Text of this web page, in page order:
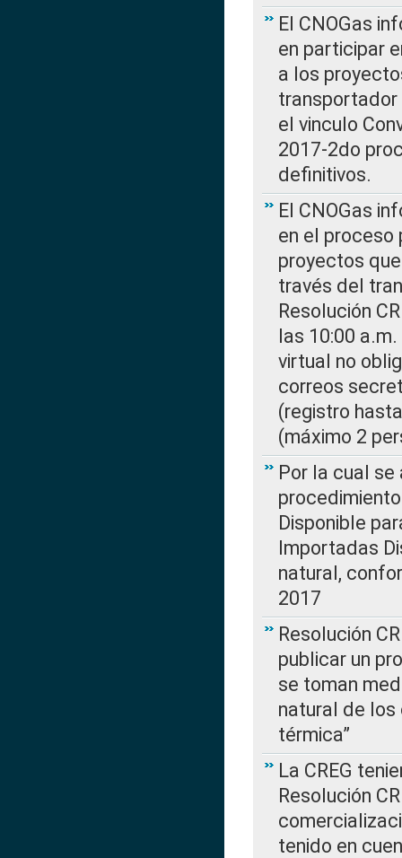
El CNOGas
en participar
a los
transportador
el vinculo
2017-2do
definitivos.
El CNOGas
en el proceso
proyectos
través del
Resolución
las 10:00
virtual no
correos
(registro
(máximo 2
Por la cual
Disponible
Importadas
natural,
2017
Resolución
publicar un
se toman
natural de los
térmica”
La CREG
Resolución
tenido en